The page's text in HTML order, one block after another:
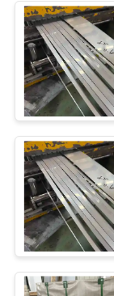
PRIVACY
POLICY